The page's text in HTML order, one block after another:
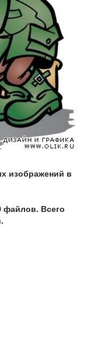
изображений в
файлов. Всего